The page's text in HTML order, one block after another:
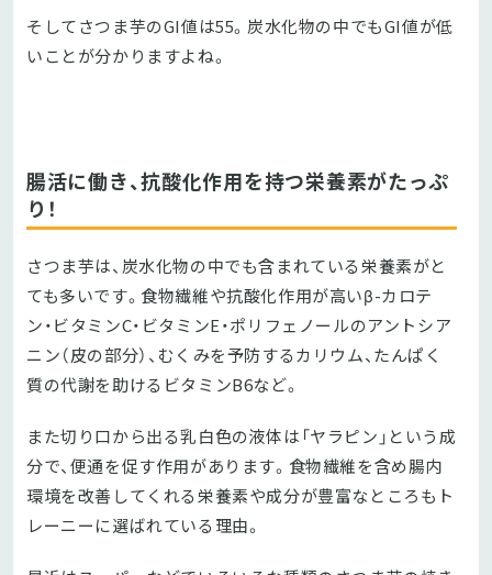
そしてさつま芋のGI値は55。炭水化物の中でもGI値が低
いことが分かりますよね。
腸活に働き、抗酸化作用を持つ栄養素がたっぷ
り！
さつま芋は、炭水化物の中でも含まれている栄養素がと
ても多いです。食物繊維や抗酸化作用が高いβ-カロテ
ン・ビタミンC・ビタミンE・ポリフェノールのアントシア
ニン（皮の部分）、むくみを予防するカリウム、たんぱく
質の代謝を助けるビタミンB6など。
また切り口から出る乳白色の液体は「ヤラピン」という成
分で、便通を促す作用があります。食物繊維を含め腸内
環境を改善してくれる栄養素や成分が豊富なところもト
レーニーに選ばれている理由。